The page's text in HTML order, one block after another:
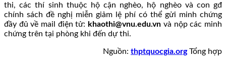
thi, các thí sinh thuộc hộ cận nghèo, hộ nghèo và con gđ
chính sách đề nghị miễn giảm lệ phí có thể gửi minh chứng
đầy đủ về mail điện tử: khaothi@vnu.edu.vn và nộp các minh
chứng trên tại phòng khi đến dự thi.
Nguồn: thptquocgia.orgTổng hợp